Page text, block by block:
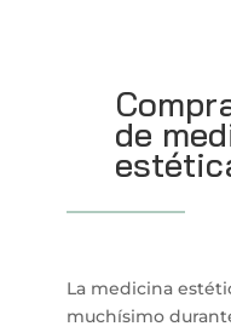
de
La medicina
muchísimo